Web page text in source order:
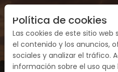
Política de cookies
Las cookies de este sitio web
el contenido y los anuncios,
sociales y analizar el tráfico.
información sobre el uso